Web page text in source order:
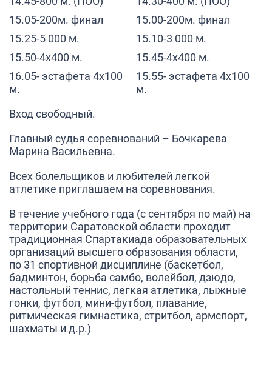
15.05-200м. финал
15.25-5 000 м.
15.50-4х400 м.
16.05- эстафета 4х100
м.
15.00-200м. финал
15.10-3 000 м.
15.45-4х400 м.
15.55- эстафета 4х100
м.
Вход свободный.
Главный судья соревнований – Бочкарева
Марина Васильевна.
Всех болельщиков и любителей легкой
атлетике приглашаем на соревнования.
В течение учебного года (с сентября по май) на
территории Саратовской области проходит
традиционная Спартакиада образовательных
организаций высшего образования области,
по 31 спортивной дисциплине (баскетбол,
бадминтон, борьба самбо, волейбол, дзюдо,
настольный теннис, легкая атлетика, лыжные
гонки, футбол, мини-футбол, плавание,
ритмическая гимнастика, стритбол, армспорт,
шахматы и д.р.)